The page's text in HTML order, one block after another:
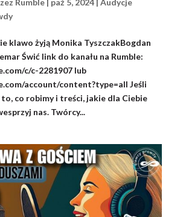
Rumble| paź 5, 2024| Audycje
klawo żyją Monika TyszczakBogdan
Świć link do kanału na Rumble:
c/c-2281907 lub
account/content?type=all Jeśli
to, co robimy i treści, jakie dla Ciebie
nas. Twórcy...